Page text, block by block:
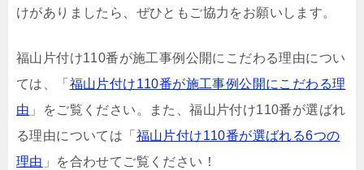
けがありましたら、ぜひともご協力をお願いします。
福山片付け110番が施工事例公開にこだわる理由につい
ては、「 福山片付け110番が施工事例公開にこだわる理
由 」をご覧ください。また、福山片付け110番が選ばれ
る理由については「 福山片付け110番が選ばれる6つの
理由 」を合わせてご覧ください！